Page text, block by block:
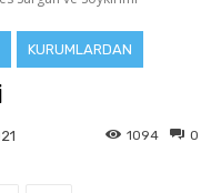
KURUMLARDAN
0
1094